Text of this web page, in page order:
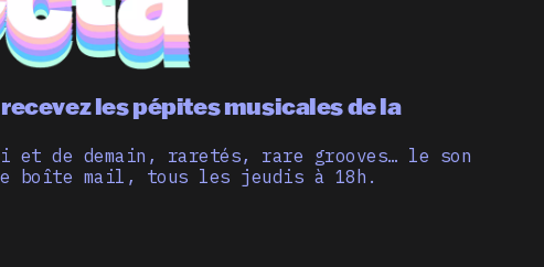
les pépites musicales de la
et de demain, raretés, rare grooves… le son
boîte mail, tous les jeudis à 18h.